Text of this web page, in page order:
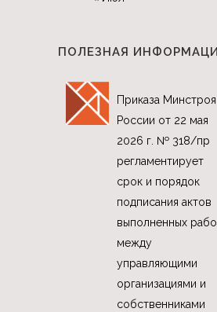
ПОЛЕЗНАЯ
Приказа Минстроя
России от 22 мая
2026 г. № 318/пр
регламентирует
срок и порядок
подписания актов
выполненных
между
управляющими
организациями и
собственниками